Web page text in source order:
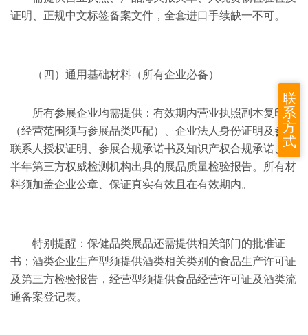
证明、正规中文标签备案文件，全套进口手续缺一不可。
（四）通用基础材料（所有企业必备）
所有参展企业均需提供：有效期内营业执照副本复印件
（经营范围须与参展品类匹配）、企业法人身份证明及参展
联系人授权证明、参展合规承诺书及知识产权合规承诺、近
半年第三方权威检测机构出具的展品质量检验报告。所有材
料须加盖企业公章、保证真实有效且在有效期内。
特别提醒：保健品类展品还需提供相关部门的批准证
书；酒类企业生产型须提供酒类相关类别的食品生产许可证
及第三方检验报告，经营型须提供食品经营许可证及酒类流
通备案登记表。
联
系
方
式